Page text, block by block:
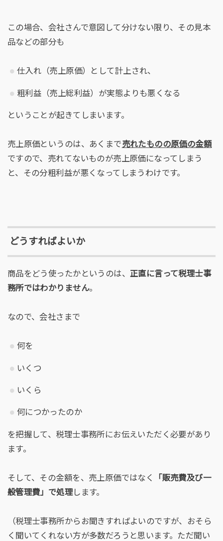
この場合、会社さんで意図して分けない限り、その見本
品などの部分も
仕入れ（売上原価）として計上され、
粗利益（売上総利益）が実態よりも悪くなる
ということが起きてしまいます。
売上原価というのは、あくまで売れたものの原価の金額
ですので、売れてないものが売上原価になってしまう
と、その分粗利益が悪くなってしまうわけです。
どうすればよいか
商品をどう使ったかというのは、 正直に言って税理士事
務所ではわかりません。
なので、会社さまで
何を
いくつ
いくら
何につかったのか
を把握して、税理士事務所にお伝えいただく必要があり
ます。
そして、その金額を、売上原価ではなく
「販売費及び一
般管理費」で処理 します。
（税理士事務所からお聞きすればよいのですが、おそら
く聞いてくれない方が多数だろうと思います。ただ聞い